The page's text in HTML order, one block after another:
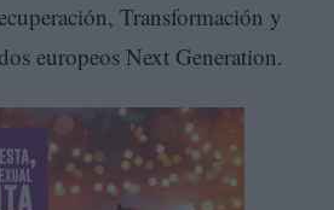
Transformación y
europeos Next Generation.